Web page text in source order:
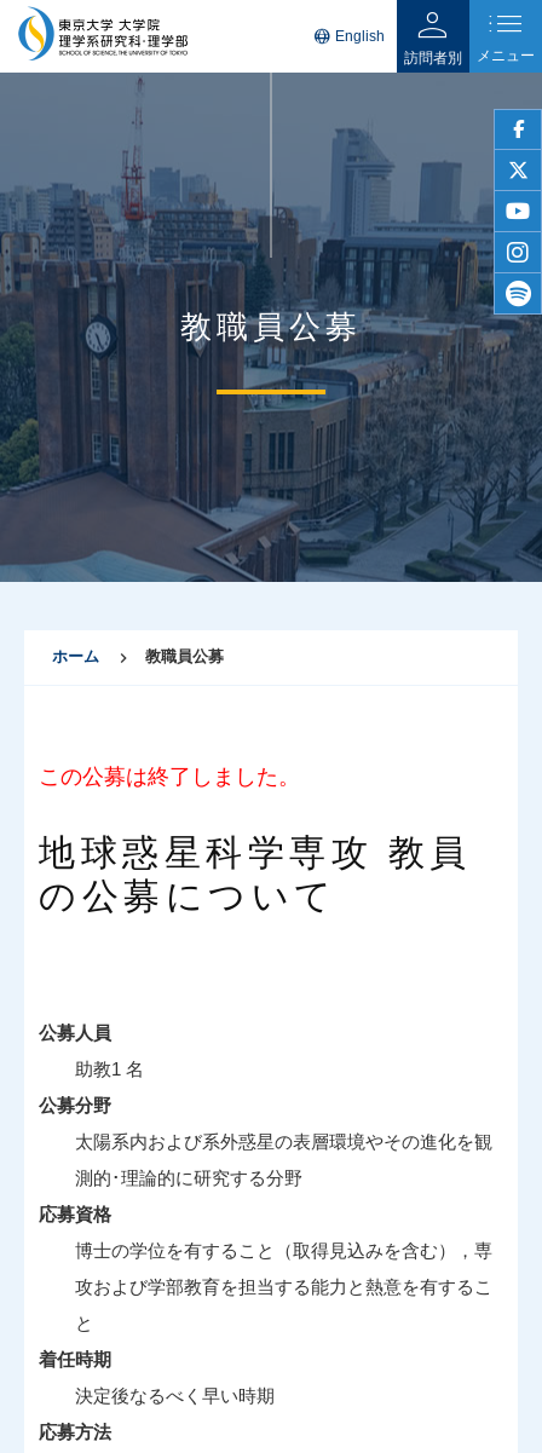
twitter
language English person
訪問者別
list
メニュー
教職員公募
ホーム 教職員公募
この公募は終了しました。
地球惑星科学専攻 教員
の公募について
公募人員
助教1 名
公募分野
太陽系内および系外惑星の表層環境やその進化を観
測的･理論的に研究する分野
応募資格
博士の学位を有すること（取得見込みを含む），専
攻および学部教育を担当する能力と熱意を有するこ
と
着任時期
決定後なるべく早い時期
応募方法